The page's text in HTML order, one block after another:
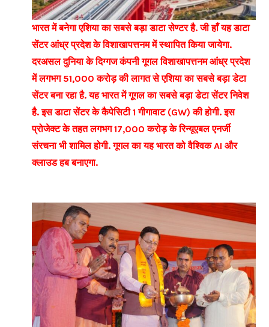
भारत में बनेगा एशिया का सबसे बड़ा डाटा सेण्टर है. जी हाँ यह डाटा
सेंटर आंध्र प्रदेश के विशाखापत्तनम में स्थापित किया जायेगा.
दरअसल दुनिया के दिग्गज कंपनी गूगल विशाखापत्तनम आंध्र प्रदेश
में लगभग 51,000 करोड़ की लागत से एशिया का सबसे बड़ा डेटा
सेंटर बना रहा है. यह भारत में गूगल का सबसे बड़ा डेटा सेंटर निवेश
है. इस डाटा सेंटर के कैपेसिटी 1 गीगावाट (GW) की होगी. इस
प्रोजेक्ट के तहत लगभग 17,000 करोड़ के रिन्यूएबल एनर्जी
संरचना भी शामिल होगी. गूगल का यह भारत को वैश्विक AI और
क्लाउड हब बनाएगा.